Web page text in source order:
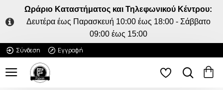
Ωράριο Καταστήματος και Τηλεφωνικού Κέντρου:
Δευτέρα έως Παρασκευή 10:00 έως 18:00 - Σάββατο
09:00 έως 15:00
Σύνδεση
Εγγραφή